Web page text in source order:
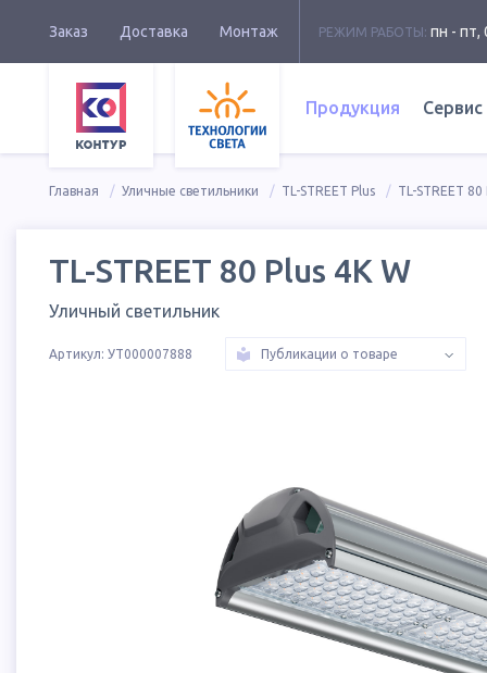
Заказ Доставка Монтаж РЕЖИМ РАБОТЫ: пн - пт,
Продукция Сервис
Главная Уличные светильники TL-STREET Plus TL-STREET 80
TL-STREET 80 Plus 4K W
Уличный светильник
Артикул: УТ000007888 Публикации о товаре